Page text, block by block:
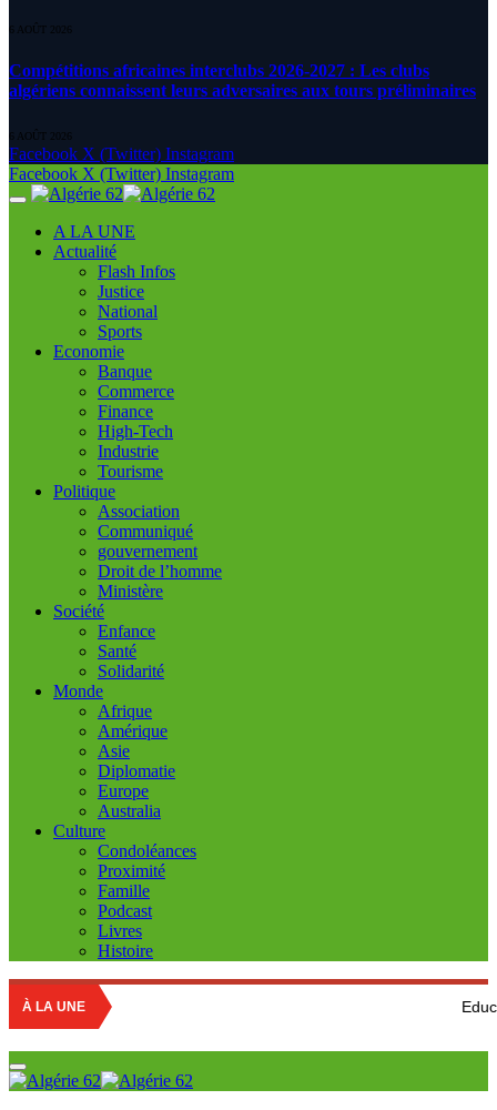
6 AOÛT 2026
Compétitions africaines interclubs 2026-2027 : Les clubs
algériens connaissent leurs adversaires aux tours préliminaires
6 AOÛT 2026
Facebook X (Twitter) Instagram
Facebook X (Twitter) Instagram
A LA UNE
Actualité
Flash Infos
Justice
National
Sports
Economie
Banque
Commerce
Finance
High-Tech
Industrie
Tourisme
Politique
Association
Communiqué
gouvernement
Droit de l’homme
Ministère
Société
Enfance
Santé
Solidarité
Monde
Afrique
Amérique
Asie
Diplomatie
Europe
Australia
Culture
Condoléances
Proximité
Famille
Podcast
Livres
Histoire
À LA UNE Education